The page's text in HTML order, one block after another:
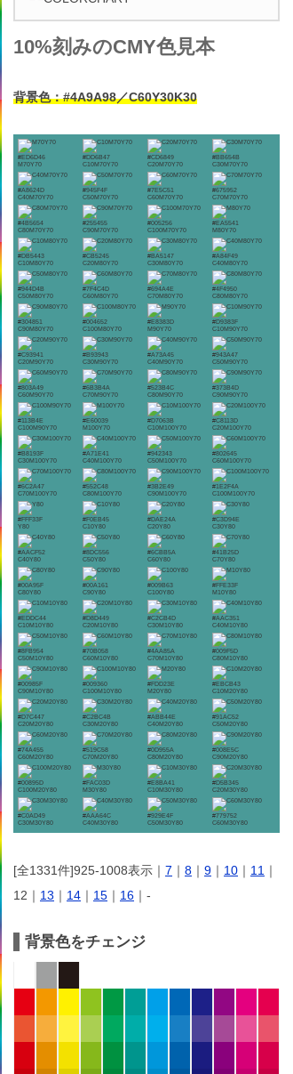
10%刻みのCMY色見本
背景色：#4A9A98／C60Y30K30
#ED6D46
M70Y70
#DD6B47
C10M70Y70
#CD6849
C20M70Y70
#BB654B
C30M70Y70
#A8624D
C40M70Y70
#945F4F
C50M70Y70
#7E5C51
C60M70Y70
#675952
C70M70Y70
#4B5654
C80M70Y70
#255455
C90M70Y70
#005256
C100M70Y70
#EA5541
M80Y70
#DB5443
C10M80Y70
#CB5245
C20M80Y70
#BA5147
C30M80Y70
#A84F49
C40M80Y70
#944D4B
C50M80Y70
#7F4C4D
C60M80Y70
#694A4E
C70M80Y70
#4F4950
C80M80Y70
#304851
C90M80Y70
#004652
C100M80Y70
#E8383D
M90Y70
#D9383F
C10M90Y70
#C93941
C20M90Y70
#B93943
C30M90Y70
#A73A45
C40M90Y70
#943A47
C50M90Y70
#803A49
C60M90Y70
#6B3B4A
C70M90Y70
#523B4C
C80M90Y70
#373B4D
C90M90Y70
#113B4E
C100M90Y70
#E60039
M100Y70
#D7063B
C10M100Y70
#C8113D
C20M100Y70
#B8193F
C30M100Y70
#A71E41
C40M100Y70
#942343
C50M100Y70
#802645
C60M100Y70
#6C2A47
C70M100Y70
#552C48
C80M100Y70
#3B2E49
C90M100Y70
#1E2F4A
C100M100Y70
#FFF33F
Y80
#F0EB45
C10Y80
#DAE24A
C20Y80
#C3D94E
C30Y80
#AACF52
C40Y80
#8DC556
C50Y80
#6CBB5A
C60Y80
#41B25D
C70Y80
#00A95F
C80Y80
#00A161
C90Y80
#009B63
C100Y80
#FFE33F
M10Y80
#EDDC44
C10M10Y80
#D8D449
C20M10Y80
#C2CB4D
C30M10Y80
#AAC351
C40M10Y80
#8FB954
C50M10Y80
#70B058
C60M10Y80
#4AA85A
C70M10Y80
#009F5D
C80M10Y80
#00985F
C90M10Y80
#009360
C100M10Y80
#FDD23E
M20Y80
#EBCB43
C10M20Y80
#D7C447
C20M20Y80
#C2BC4B
C30M20Y80
#ABB44E
C40M20Y80
#91AC52
C50M20Y80
#74A455
C60M20Y80
#519C58
C70M20Y80
#0D955A
C80M20Y80
#008E5C
C90M20Y80
#00895D
C100M20Y80
#FAC03D
M30Y80
#E8BA41
C10M30Y80
#D5B345
C20M30Y80
#C0AD49
C30M30Y80
#AAA64C
C40M30Y80
#929E4F
C50M30Y80
#779752
C60M30Y80
[全1331件]925-1008表示｜ 7 ｜ 8 ｜ 9 ｜ 10 ｜ 11 ｜
12｜ 13 ｜ 14 ｜ 15 ｜ 16 ｜-
背景色をチェンジ